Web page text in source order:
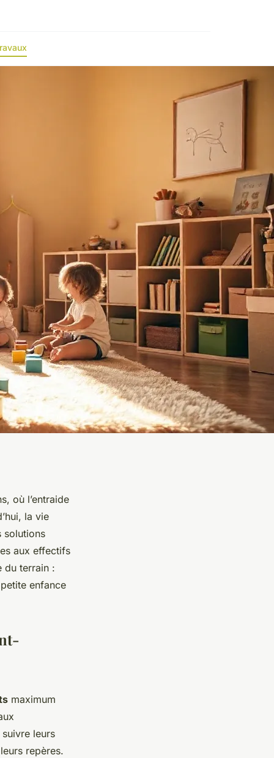
où l’entraide
la vie
solutions
aux effectifs
du terrain :
enfance
maximum
leurs
repères.